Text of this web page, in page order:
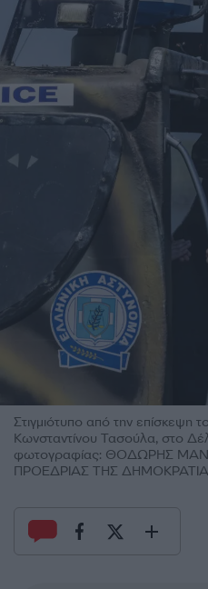
Στιγμιότυπο από την επίσκεψη
Κωνσταντίνου Τασούλα, στο
φωτογραφίας: ΘΟΔΩΡΗΣ
ΠΡΟΕΔΡΙΑΣ ΤΗΣ